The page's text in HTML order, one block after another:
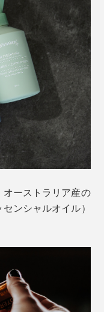
ストが広がって空
吸をしているよう
オイ。
ーストラリア産の
ンシャルオイル）